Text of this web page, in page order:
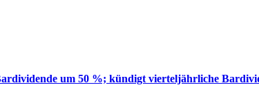
um 50 %; kündigt vierteljährliche